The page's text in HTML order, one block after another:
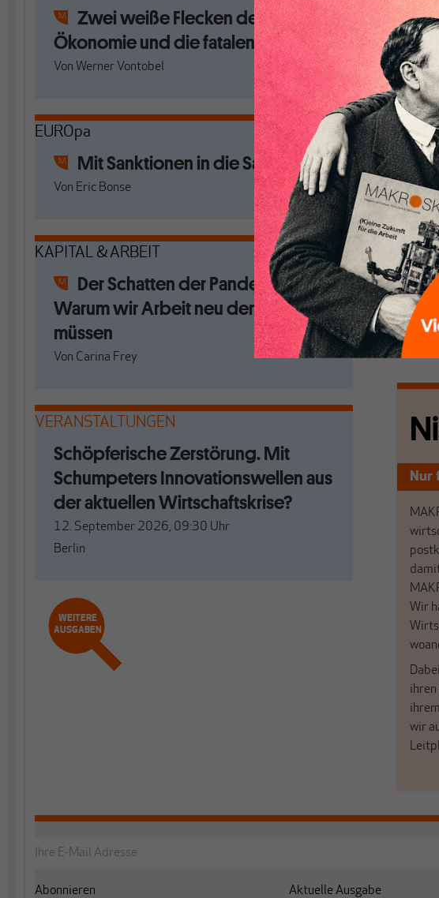
Zwei weiße Flecken der
Ökonomie und die fatalen Folgen
Von Werner Vontobel
EUROpa
Mit Sanktionen in die Sackgasse
Von Eric Bonse
KAPITAL & ARBEIT
Der Schatten der Pandemie:
Warum wir Arbeit neu denken
müssen
Von Carina Frey
VERANSTALTUNGEN
Schöpferische Zerstörung. Mit
Schumpeters Innovationswellen aus
der aktuellen Wirtschaftskrise?
12. September 2026, 09:30 Uhr
Berlin
WEITERE
AUSGABEN
Die
für die
das
Effekt
machen.
[...]
Nur
Wir
ihren
wir
Abonnieren Aktuelle Ausgabe